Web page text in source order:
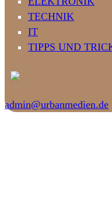
TECHNIK
IT
TIPPS UND
admin@urbanmedien.de